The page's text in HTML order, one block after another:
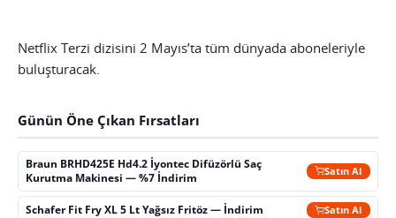
Netflix Terzi dizisini 2 Mayıs’ta tüm dünyada aboneleriyle
buluşturacak.
Günün Öne Çıkan Fırsatları
Braun BRHD425E Hd4.2 İyontec Difüzörlü Saç
Kurutma Makinesi — %7 İndirim
Satın Al
Schafer Fit Fry XL 5 Lt Yağsız Fritöz — İndirim Satın Al